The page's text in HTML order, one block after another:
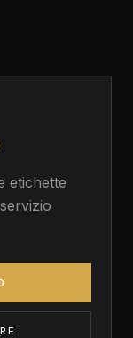
etichette